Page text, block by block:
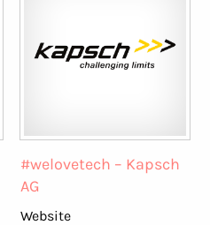
#welovetech – Kapsch
AG
Website